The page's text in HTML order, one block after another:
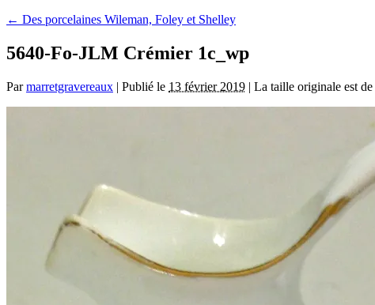
← Des porcelaines Wileman, Foley et Shelley
5640-Fo-JLM Crémier 1c_wp
Par marretgravereaux | Publié le 13 février 2019 | La taille originale est de